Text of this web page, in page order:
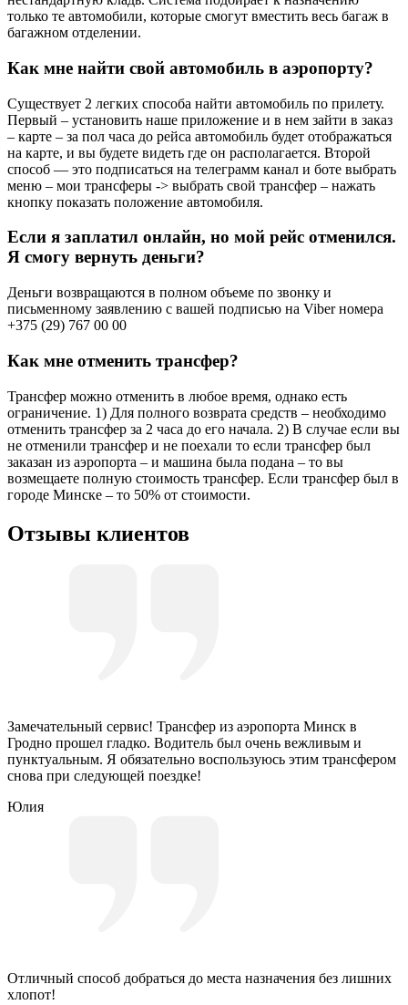
только те автомобили, которые смогут вместить весь багаж в
багажном отделении.
Как мне найти свой автомобиль в аэропорту?
Существует 2 легких способа найти автомобиль по прилету.
Первый – установить наше приложение и в нем зайти в заказ
– карте – за пол часа до рейса автомобиль будет отображаться
на карте, и вы будете видеть где он располагается. Второй
способ — это подписаться на телеграмм канал и боте выбрать
меню – мои трансферы -> выбрать свой трансфер – нажать
кнопку показать положение автомобиля.
Если я заплатил онлайн, но мой рейс отменился.
Я смогу вернуть деньги?
Деньги возвращаются в полном объеме по звонку и
письменному заявлению с вашей подписью на Viber номера
+375 (29) 767 00 00
Как мне отменить трансфер?
Трансфер можно отменить в любое время, однако есть
ограничение. 1) Для полного возврата средств – необходимо
отменить трансфер за 2 часа до его начала. 2) В случае если вы
не отменили трансфер и не поехали то если трансфер был
заказан из аэропорта – и машина была подана – то вы
возмещаете полную стоимость трансфер. Если трансфер был в
городе Минске – то 50% от стоимости.
Отзывы клиентов
Замечательный сервис! Трансфер из аэропорта Минск в
Гродно прошел гладко. Водитель был очень вежливым и
пунктуальным. Я обязательно воспользуюсь этим трансфером
снова при следующей поездке!
Юлия
Отличный способ добраться до места назначения без лишних
хлопот!